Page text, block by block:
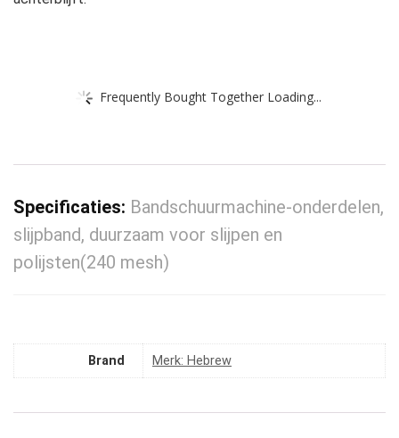
Frequently Bought Together Loading...
Specificaties: Bandschuurmachine-onderdelen,
slijpband, duurzaam voor slijpen en
polijsten(240 mesh)
Brand Merk: Hebrew